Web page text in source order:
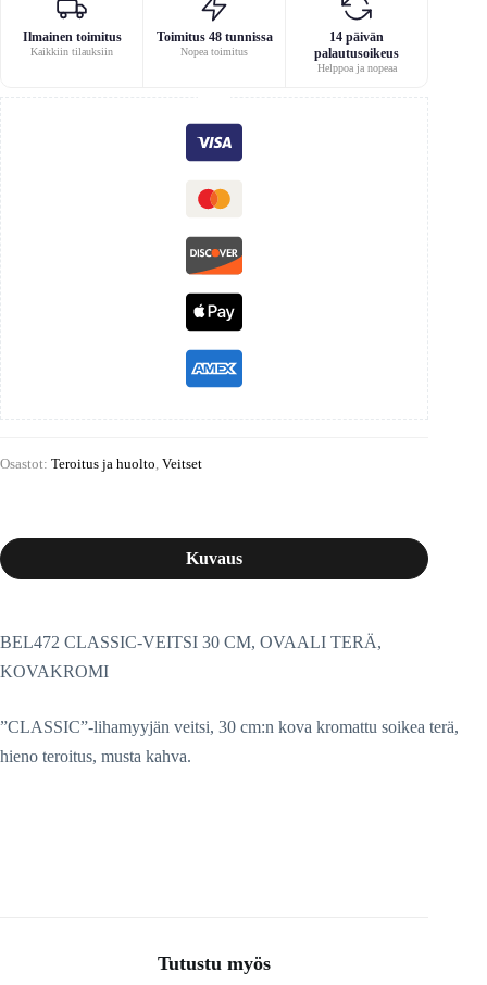
Ilmainen toimitus
Kaikkiin tilauksiin
Toimitus 48 tunnissa
Nopea toimitus
14 päivän
palautusoikeus
Helppoa ja nopeaa
Osastot: Teroitus ja huolto Veitset
Kuvaus
BEL472 CLASSIC-VEITSI 30 CM, OVAALI TERÄ,
KOVAKROMI
”CLASSIC”-lihamyyjän veitsi, 30 cm:n kova kromattu soikea terä,
hieno teroitus, musta kahva.
Tutustu myös